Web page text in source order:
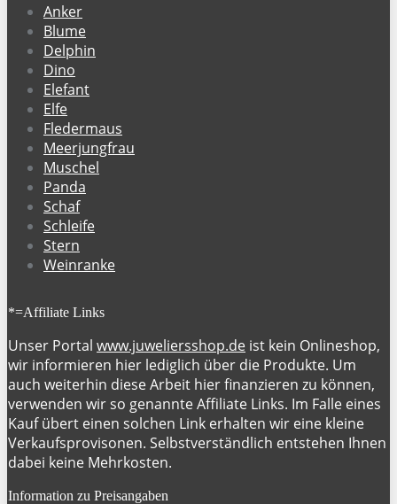
Anker
Blume
Delphin
Dino
Elefant
Elfe
Fledermaus
Meerjungfrau
Muschel
Panda
Schaf
Schleife
Stern
Weinranke
*=Affiliate Links
Unser Portal www.juweliersshop.de ist kein Onlineshop,
wir informieren hier lediglich über die Produkte. Um
auch weiterhin diese Arbeit hier finanzieren zu können,
verwenden wir so genannte Affiliate Links. Im Falle eines
Kauf übert einen solchen Link erhalten wir eine kleine
Verkaufsprovisonen. Selbstverständlich entstehen Ihnen
dabei keine Mehrkosten.
Information zu Preisangaben